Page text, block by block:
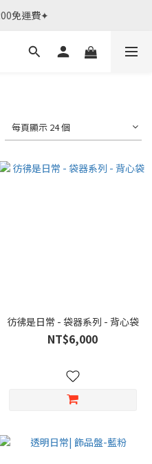
作伙來預約.ᐟ‪‪.ᐟ
免運費✦
作伙來預約.ᐟ‪‪.ᐟ
每頁顯示 24 個
彷彿是日常 - 袋器系列 - 背心袋
NT$6,000